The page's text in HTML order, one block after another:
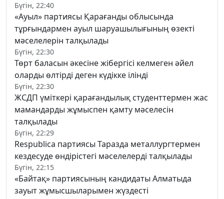
Бүгін, 22:40
«Ауыл» партиясы Қарағанды облысында
тұрғындармен ауыл шаруашылығының өзекті
мәселелерін талқылады
Бүгін, 22:30
Төрт баласын әкесіне жібергісі келмеген әйел
оларды өлтірді деген күдікке ілінді
Бүгін, 22:30
ЖСДП үміткері қарағандылық студенттермен жас
мамандарды жұмыспен қамту мәселесін
талқылады
Бүгін, 22:29
Respublica партиясы Таразда металлургтермен
кездесуде өндірістегі мәселелерді талқылады
Бүгін, 22:15
«Байтақ» партиясының кандидаты Алматыда
зауыт жұмысшыларымен жүздесті